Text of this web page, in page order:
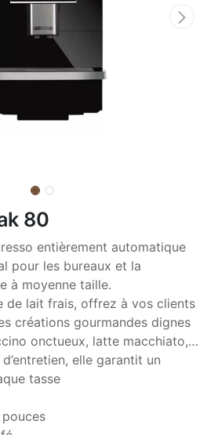
80
entièrement automatique
pour les bureaux et la
à moyenne taille.
de lait frais, offrez à vos clients
créations gourmandes dignes
onctueux, latte macchiato,…
elle garantit un
tasse